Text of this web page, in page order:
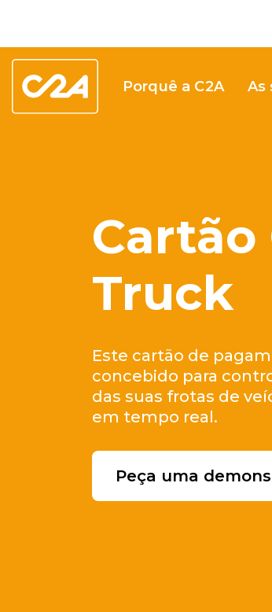
Porquê a C2A As
Cartão
Truck
Este cartão de
concebido para
das suas frotas de
em tempo real.
Peça uma